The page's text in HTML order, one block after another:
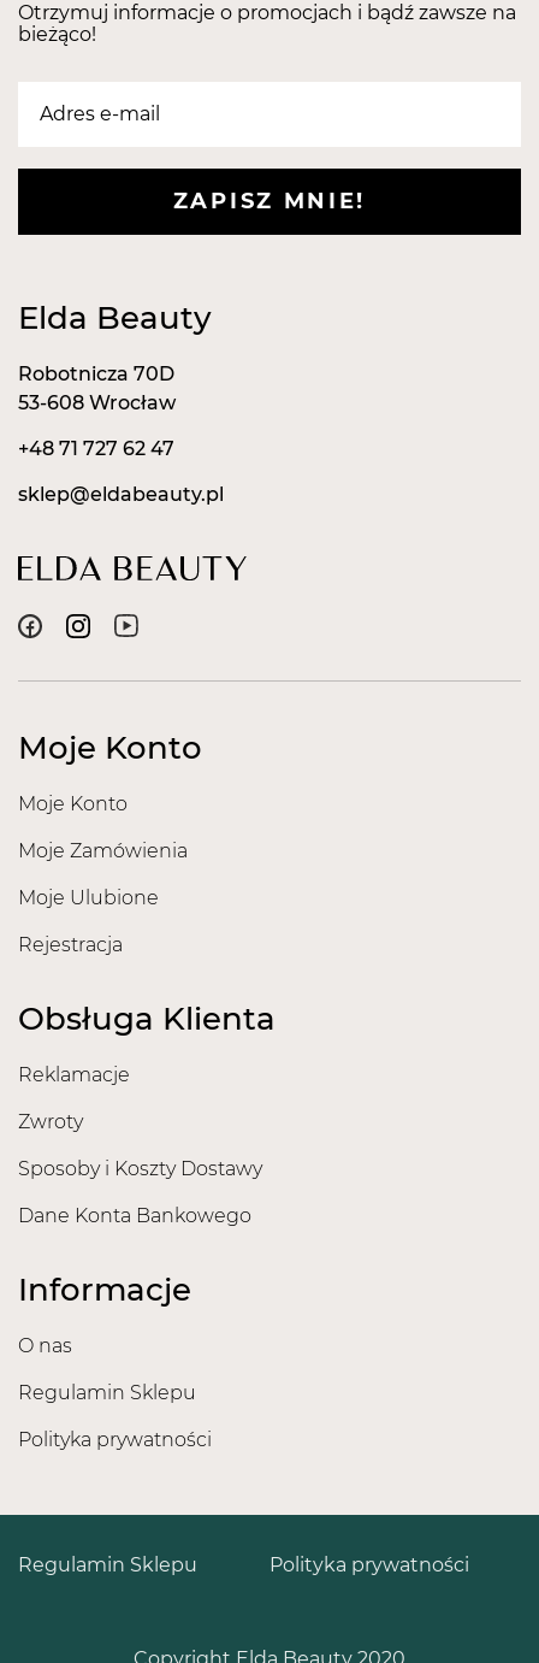
Otrzymuj informacje o promocjach i bądź zawsze na
bieżąco!
ZAPISZ MNIE!
Moje Konto
Moje Konto
Moje Zamówienia
Moje Ulubione
Rejestracja
Obsługa Klienta
Reklamacje
Zwroty
Sposoby i Koszty Dostawy
Dane Konta Bankowego
Informacje
O nas
Regulamin Sklepu
Polityka prywatności
Elda Beauty
Robotnicza 70D
53-608 Wrocław
+48 71 727 62 47
sklep@eldabeauty.pl
Polityka prywatności
Regulamin Sklepu